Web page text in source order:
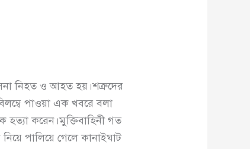
নিহত ও আহত হয়।শত্রুদের
পাওয়া এক খবরে বলা
হত্যা করেন।মুক্তিবাহিনী গত
পালিয়ে গেলে কানাইঘাট